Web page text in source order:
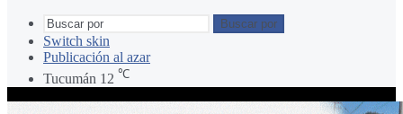
Buscar por
Switch skin
Publicación al azar
Tucumán 12 ℃